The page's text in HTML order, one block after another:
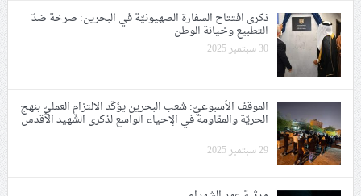
ذكرى افتتاح السفارة الصهيونيّة في البحرين: صرخة ضدّ
التطبيع وخيانة الوطن
30 سبتمبر 2025
الموقف الأسبوعيّ: شعب البحرين يؤكّد الالتزام العمليّ بنهج
الحريّة والمقاومة في الإحياء الواسع لذكرى الشّهيد الأقدس
29 سبتمبر 2025